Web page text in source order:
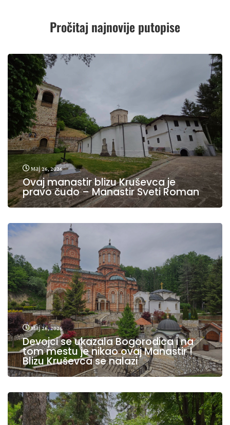
Pročitaj najnovije putopise
мај 26, 2026
Ovaj manastir blizu Kruševca je
pravo čudo – Manastir Sveti Roman
мај 26, 2026
Devojci se ukazala Bogorodica i na
tom mestu je nikao ovaj Manastir !
Blizu Kruševca se nalazi